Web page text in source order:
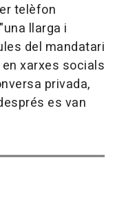
telèfon
llarga i
del mandatari
xarxes socials
privada,
es van